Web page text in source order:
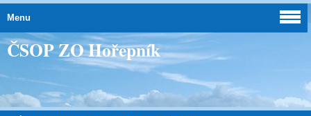
ČSOP ZO Hořepník
Menu